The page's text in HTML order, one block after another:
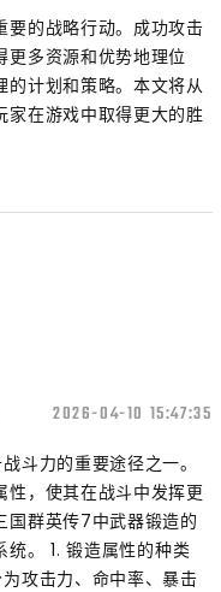
要的战略行动。成功攻击
更多资源和优势地理位
的计划和策略。本文将从
家在游戏中取得更大的胜
2026-04-10 15:47:35
斗力的重要途径之一。
性，使其在战斗中发挥更
国群英传7中武器锻造的
统。 1. 锻造属性的种类
攻击力、命中率、暴击